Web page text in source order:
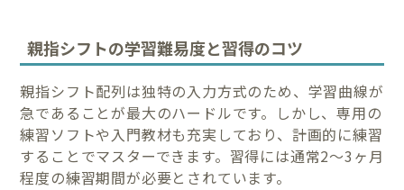
親指シフトの学習難易度と習得のコツ
親指シフト配列は独特の入力方式のため、学習曲線が
急であることが最大のハードルです。しかし、専用の
練習ソフトや入門教材も充実しており、計画的に練習
することでマスターできます。習得には通常2〜3ヶ月
程度の練習期間が必要とされています。